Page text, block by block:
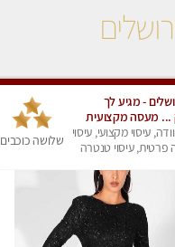
- מגיע לך
... מעסה מקצועית
ומפנקת במיוחד
עיסוי מקצועי, עיסוי
פרטית, עיסוי טנטרה
שלושה כוכבים